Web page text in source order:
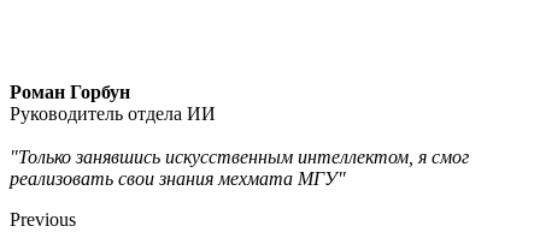
Роман Горбун
Руководитель отдела ИИ
"Только занявшись искусственным интеллектом, я смог
реализовать свои знания мехмата МГУ"
Previous